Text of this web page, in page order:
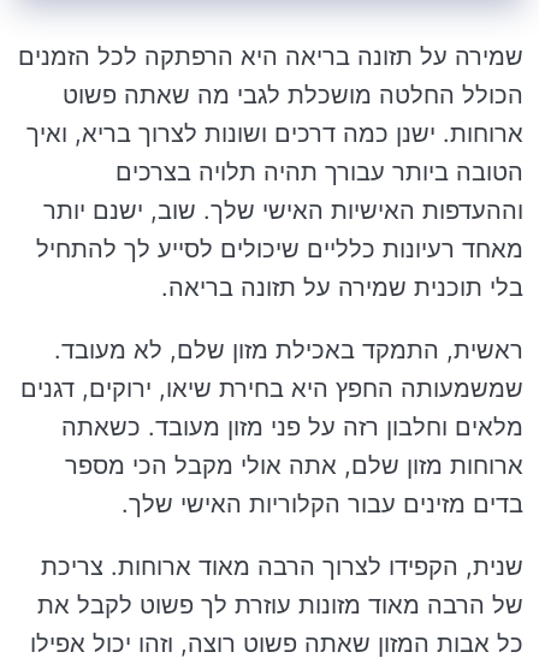
שמירה על תזונה בריאה היא הרפתקה לכל הזמנים
הכולל החלטה מושכלת לגבי מה שאתה פשוט
ארוחות. ישנן כמה דרכים ושונות לצרוך בריא, ואיך
הטובה ביותר עבורך תהיה תלויה בצרכים
וההעדפות האישיות האישי שלך. שוב, ישנם יותר
מאחד רעיונות כלליים שיכולים לסייע לך להתחיל
בלי תוכנית שמירה על תזונה בריאה.
ראשית, התמקד באכילת מזון שלם, לא מעובד.
שמשמעותה החפץ היא בחירת שיאו, ירוקים, דגנים
מלאים וחלבון רזה על פני מזון מעובד. כשאתה
ארוחות מזון שלם, אתה אולי מקבל הכי מספר
בדים מזינים עבור הקלוריות האישי שלך.
שנית, הקפידו לצרוך הרבה מאוד ארוחות. צריכת
של הרבה מאוד מזונות עוזרת לך פשוט לקבל את
כל אבות המזון שאתה פשוט רוצה, וזהו יכול אפילו